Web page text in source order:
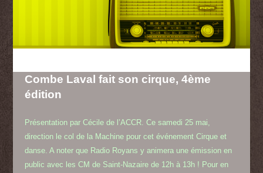
Combe Laval fait son cirque, 4ème
édition
Présentation par Cécile de l’ACCR. Ce samedi 25 mai,
direction le col de la Machine pour cet événement Cirque et
danse. A noter que Radio Royans y animera une émission en
public avec les CM de Saint-Nazaire de 12h à 13h ! Pour en